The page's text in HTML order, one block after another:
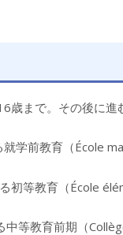
歳まで。その後に進
就学前教育（École
初等教育（École
中等教育前期（